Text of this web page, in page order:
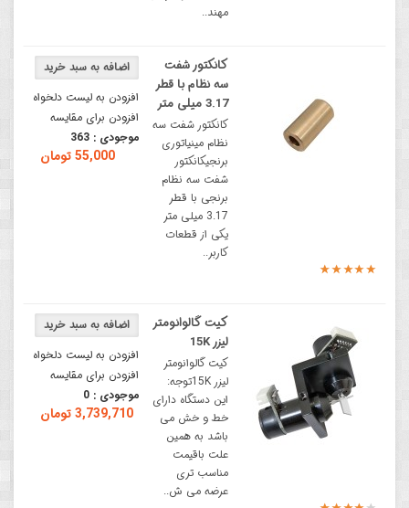
مهند..
افزودن به لیست دلخواه
افزودن برای مقایسه
موجودی : 363
55,000 تومان
کانکتور شفت
سه نظام با قطر
3.17 میلی‌ متر
کانکتور شفت سه
نظام مینیاتوری
برنجیکانکتور
شفت سه نظام
برنجی با قطر
3.17 میلی متر
یکی از قطعات
کاربر..
افزودن به لیست دلخواه
افزودن برای مقایسه
موجودی : 0
3,739,710 تومان
کیت گالوانومتر
لیزر 15K
کیت گالوانومتر
لیزر 15Kتوجه:
این دستگاه دارای
خط و خش می
باشد به همین
علت باقیمت
مناسب تری
عرضه می ش..